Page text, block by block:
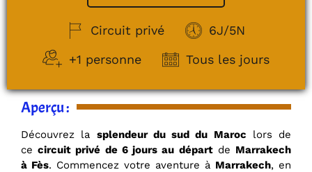
Circuit privé
6J/5N
+1 personne
Tous les jours
Aperçu :
Découvrez la splendeur du sud du Maroc lors de
cecircuit privé de 6 jours au départde Marrakech
à Fès. Commencez votre aventure à Marrakech, en